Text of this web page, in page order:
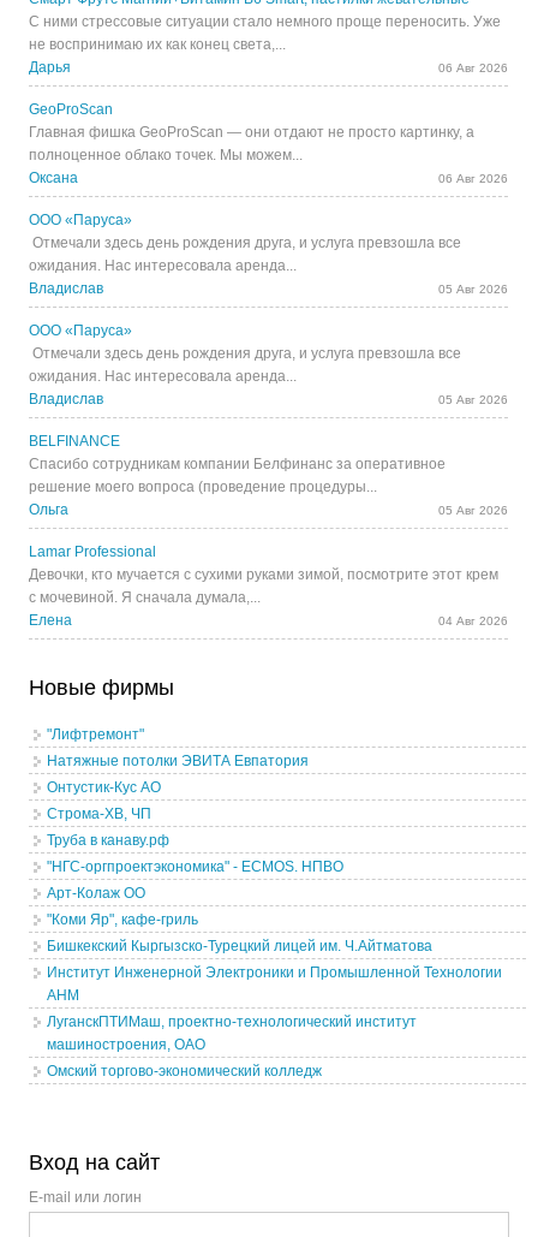
С ними стрессовые ситуации стало немного проще переносить. Уже
не воспринимаю их как конец света,...
Дарья
06 Авг 2026
GeoProScan
Главная фишка GeoProScan — они отдают не просто картинку, а
полноценное облако точек. Мы можем...
Оксана
06 Авг 2026
ООО «Паруса»
Отмечали здесь день рождения друга, и услуга превзошла все
ожидания. Нас интересовала аренда...
Владислав
05 Авг 2026
ООО «Паруса»
Отмечали здесь день рождения друга, и услуга превзошла все
ожидания. Нас интересовала аренда...
Владислав
05 Авг 2026
BELFINANCE
Спасибо сотрудникам компании Белфинанс за оперативное
решение моего вопроса (проведение процедуры...
Ольга
05 Авг 2026
Lamar Professional
Девочки, кто мучается с сухими руками зимой, посмотрите этот крем
с мочевиной. Я сначала думала,...
Елена
04 Авг 2026
Новые фирмы
"Лифтремонт"
Натяжные потолки ЭВИТА Евпатория
Онтустик-Кус АО
Строма-ХВ, ЧП
Труба в канаву.рф
"НГС-оргпроектэкономика" - ECMOS. НПВО
Арт-Колаж ОО
"Коми Яр", кафе-гриль
Бишкекский Кыргызско-Турецкий лицей им. Ч.Айтматова
Институт Инженерной Электроники и Промышленной Технологии
АНМ
ЛуганскПТИМаш, проектно-технологический институт
машиностроения, ОАО
Омский торгово-экономический колледж
Вход на сайт
E-mail или логин